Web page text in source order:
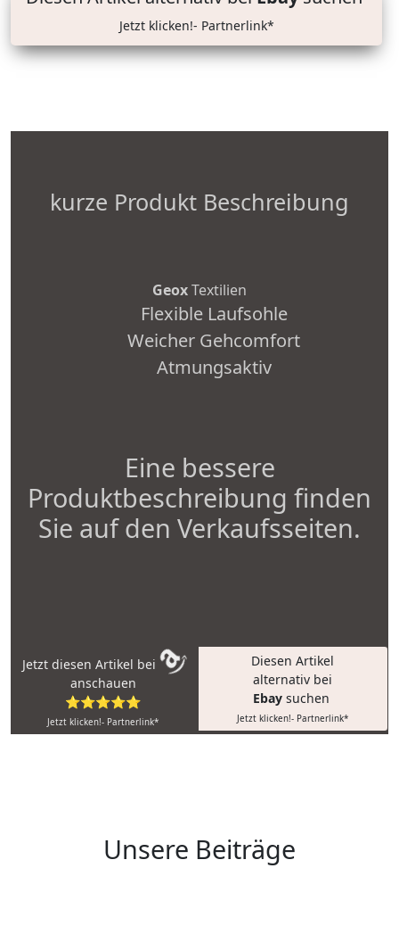
Jetzt klicken!- Partnerlink*
kurze Produkt Beschreibung
GeoxTextilien
Flexible Laufsohle
Weicher Gehcomfort
Atmungsaktiv
Eine bessere
Produktbeschreibung finden
Sie auf den Verkaufsseiten.
Jetzt diesen Artikel bei
anschauen
⭐⭐⭐⭐⭐
Jetzt klicken!- Partnerlink*
Diesen Artikel
alternativ bei
Ebay suchen
Jetzt klicken!- Partnerlink*
Unsere Beiträge